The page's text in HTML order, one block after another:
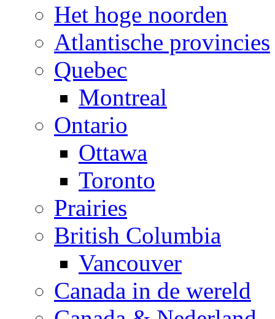
Het hoge noorden
Atlantische provincies
Quebec
Montreal
Ontario
Ottawa
Toronto
Prairies
British Columbia
Vancouver
Canada in de wereld